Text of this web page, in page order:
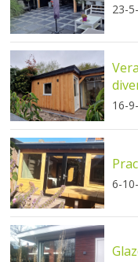
23-
16-
6-